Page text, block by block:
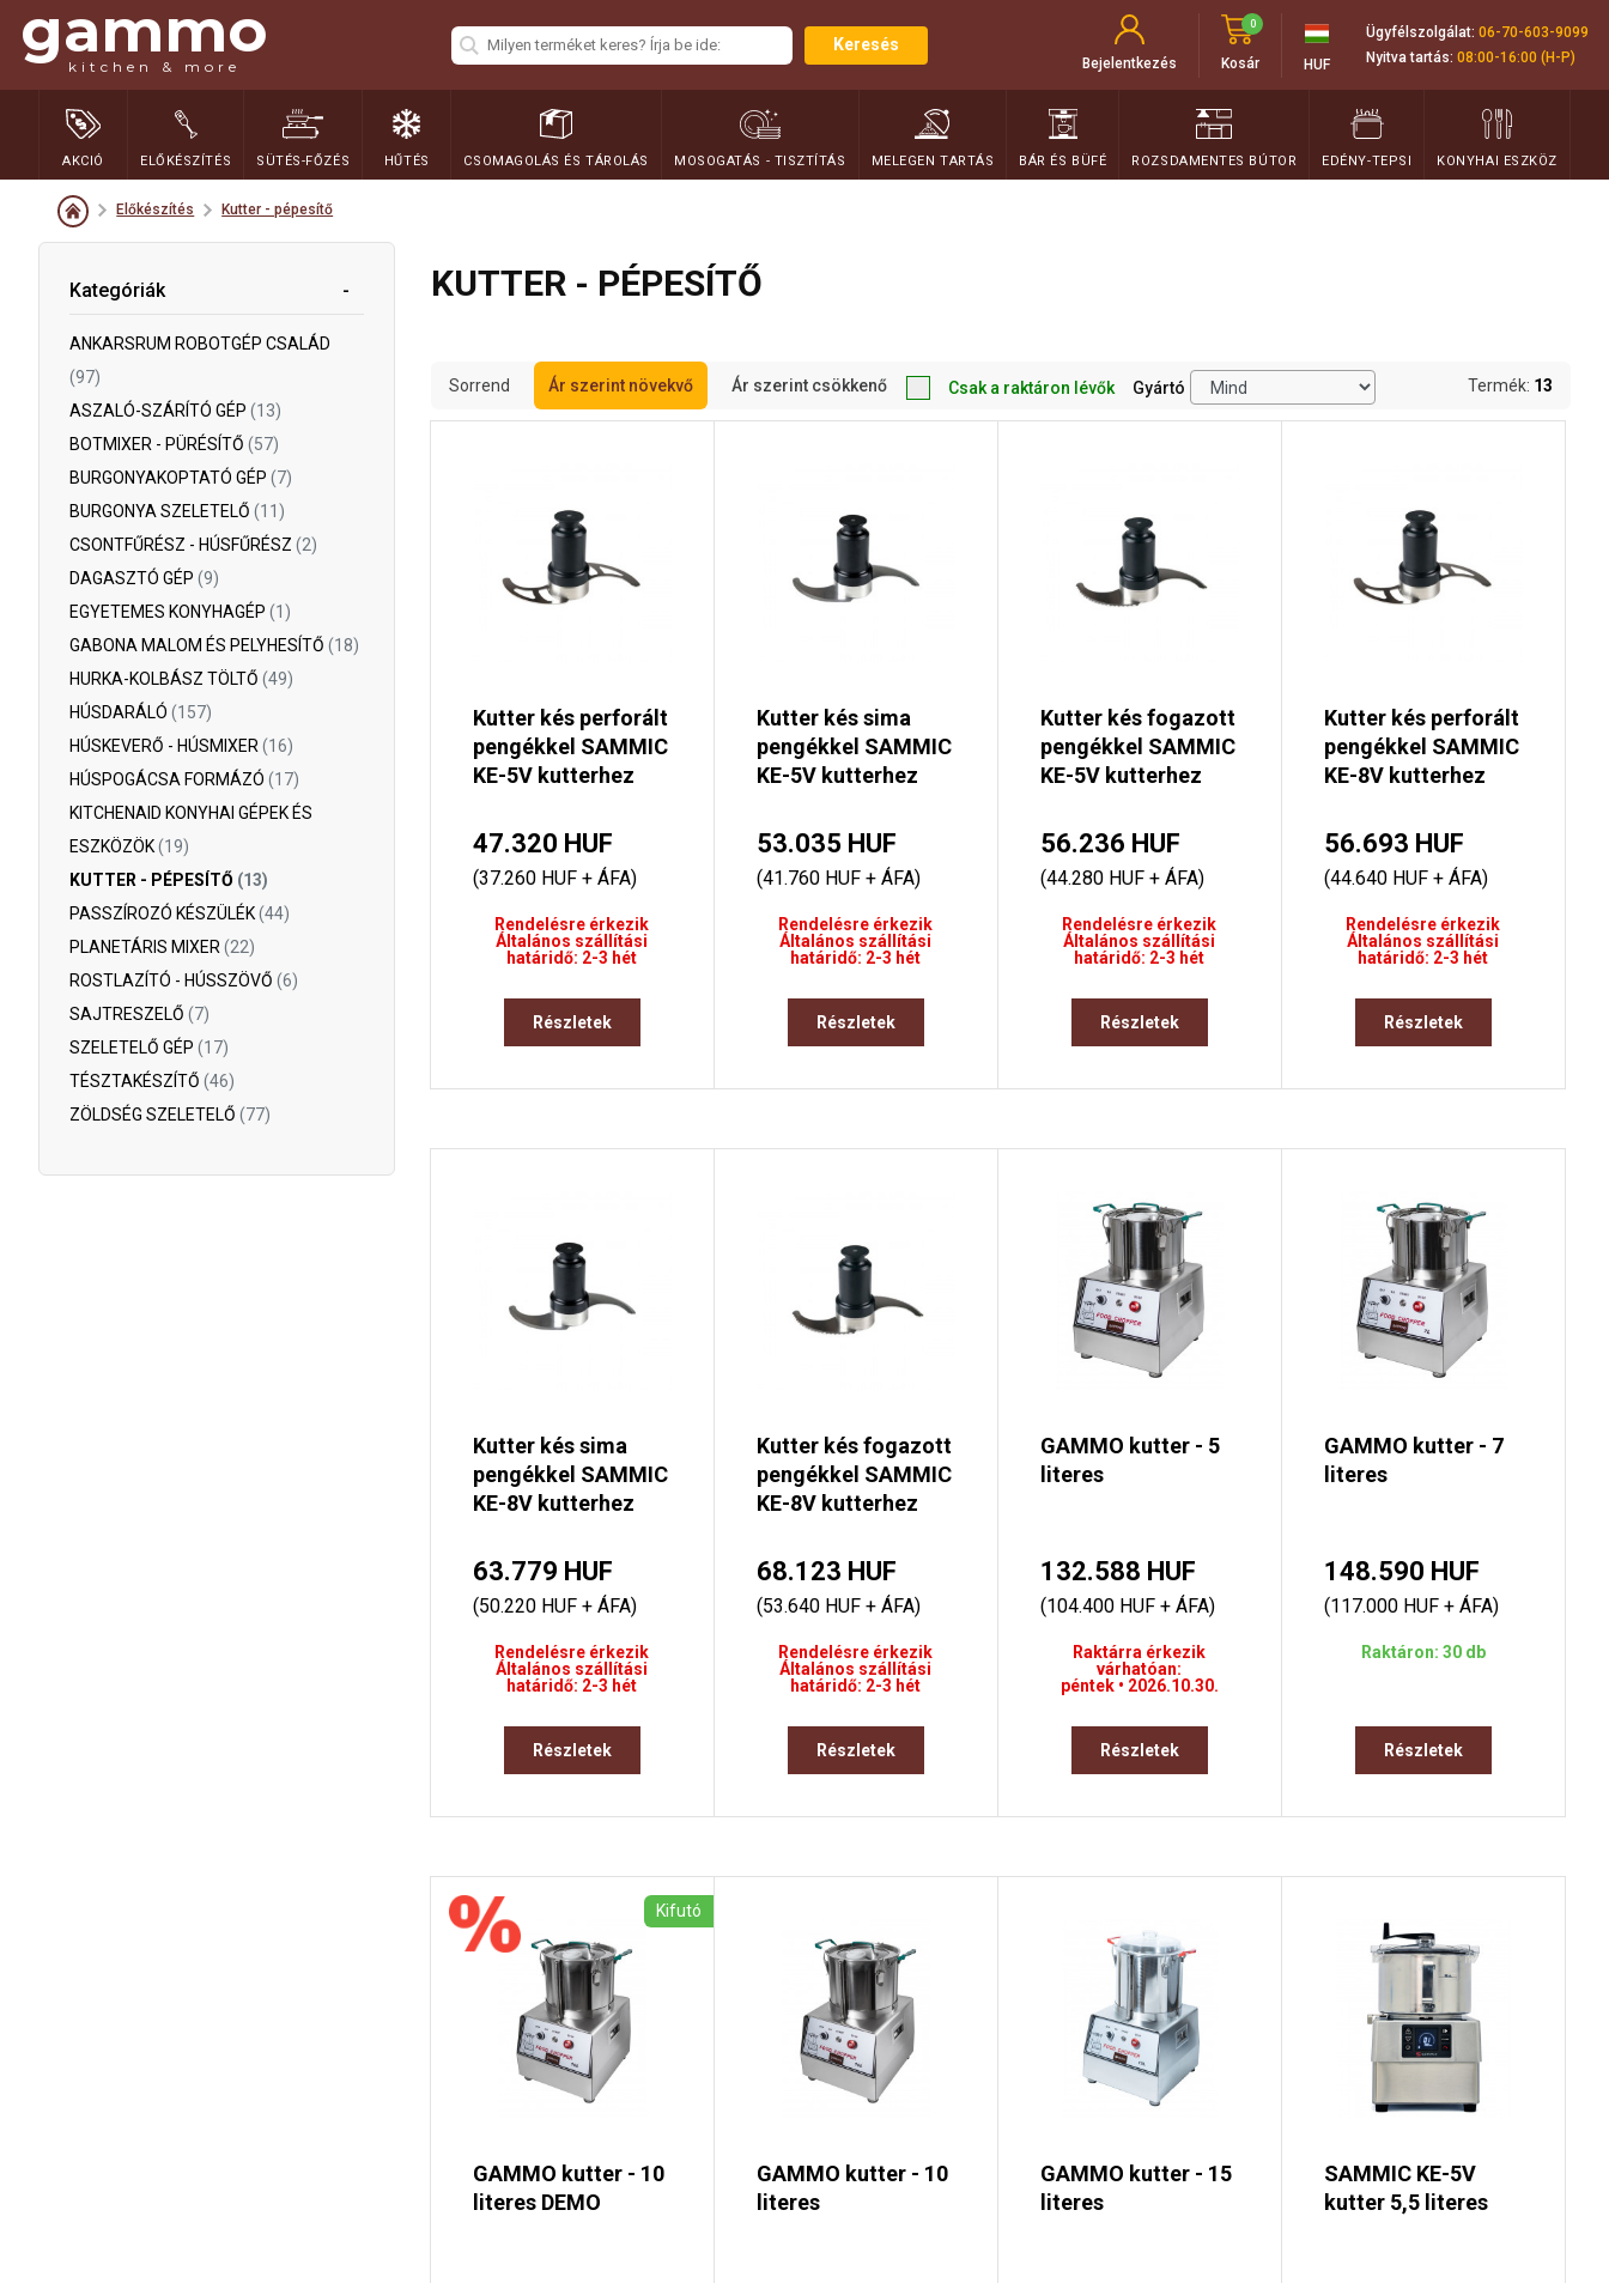
gammo
kitchen & more
Keresés
Bejelentkezés Kosár
0
HUF
Ügyfélszolgálat: 06-70-603-9099
Nyitva tartás: 08:00-16:00 (H-P)
AKCIÓ ELŐKÉSZÍTÉS SÜTÉS-FŐZÉS HŰTÉS CSOMAGOLÁS ÉS TÁROLÁS MOSOGATÁS - TISZTÍTÁS MELEGEN TARTÁS BÁR ÉS BÜFÉ ROZSDAMENTES BÚTOR EDÉNY-TEPSI KONYHAI ESZKÖZ
Előkészítés Kutter - pépesítő
Kategóriák
ANKARSRUM ROBOTGÉP CSALÁD
(97)
ASZALÓ-SZÁRÍTÓ GÉP (13)
BOTMIXER - PÜRÉSÍTŐ (57)
BURGONYAKOPTATÓ GÉP (7)
BURGONYA SZELETELŐ (11)
CSONTFŰRÉSZ - HÚSFŰRÉSZ (2)
DAGASZTÓ GÉP (9)
EGYETEMES KONYHAGÉP (1)
GABONA MALOM ÉS PELYHESÍTŐ (18)
HURKA-KOLBÁSZ TÖLTŐ (49)
HÚSDARÁLÓ (157)
HÚSKEVERŐ - HÚSMIXER (16)
HÚSPOGÁCSA FORMÁZÓ (17)
KITCHENAID KONYHAI GÉPEK ÉS
ESZKÖZÖK(19)
KUTTER - PÉPESÍTŐ (13)
PASSZÍROZÓ KÉSZÜLÉK(44)
PLANETÁRIS MIXER (22)
ROSTLAZÍTÓ - HÚSSZÖVŐ (6)
SAJTRESZELŐ (7)
SZELETELŐ GÉP (17)
TÉSZTAKÉSZÍTŐ (46)
ZÖLDSÉG SZELETELŐ (77)
KUTTER - PÉPESÍTŐ
Sorrend Ár szerint növekvő Ár szerint csökkenő Csak a raktáron lévők Gyártó Termék: 13
Kutter kés perforált
pengékkel SAMMIC
KE-5V kutterhez
47.320 HUF
(37.260 HUF + ÁFA)
Rendelésre érkezik
Általános szállítási
határidő: 2-3 hét
Részletek
Kutter kés sima
pengékkel SAMMIC
KE-5V kutterhez
53.035 HUF
(41.760 HUF + ÁFA)
Rendelésre érkezik
Általános szállítási
határidő: 2-3 hét
Részletek
Kutter kés fogazott
pengékkel SAMMIC
KE-5V kutterhez
56.236 HUF
(44.280 HUF + ÁFA)
Rendelésre érkezik
Általános szállítási
határidő: 2-3 hét
Részletek
Kutter kés perforált
pengékkel SAMMIC
KE-8V kutterhez
56.693 HUF
(44.640 HUF + ÁFA)
Rendelésre érkezik
Általános szállítási
határidő: 2-3 hét
Részletek
Kutter kés sima
pengékkel SAMMIC
KE-8V kutterhez
63.779 HUF
(50.220 HUF + ÁFA)
Rendelésre érkezik
Általános szállítási
határidő: 2-3 hét
Részletek
Kutter kés fogazott
pengékkel SAMMIC
KE-8V kutterhez
68.123 HUF
(53.640 HUF + ÁFA)
Rendelésre érkezik
Általános szállítási
határidő: 2-3 hét
Részletek
GAMMO kutter - 5
literes
132.588 HUF
(104.400 HUF + ÁFA)
Raktárra érkezik
várhatóan:
péntek • 2026.10.30.
Részletek
GAMMO kutter - 7
literes
148.590 HUF
(117.000 HUF + ÁFA)
Raktáron: 30 db
Részletek
Kifutó
GAMMO kutter - 10
literes DEMO
GAMMO kutter - 10
literes
GAMMO kutter - 15
literes
SAMMIC KE-5V
kutter 5,5 literes